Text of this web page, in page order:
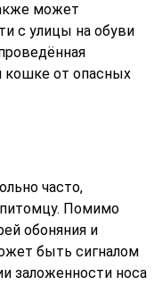
может
с улицы на обуви
кошке от опасных
часто,
питомцу. Помимо
обоняния и
быть сигналом
заложенности носа